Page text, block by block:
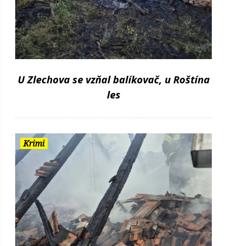
U Zlechova se vzňal balíkovač, u Roštína
les
Krimi